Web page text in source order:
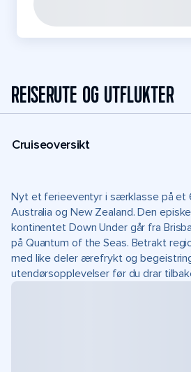
REISERUTE OG UTFLUKTER
Cruiseoversikt
Nyt et ferieeventyr i særklasse på et
Australia og New Zealand. Den
kontinentet Down Under går fra
på Quantum of the Seas. Betrakt
med like deler ærefrykt og
utendørsopplevelser før du drar